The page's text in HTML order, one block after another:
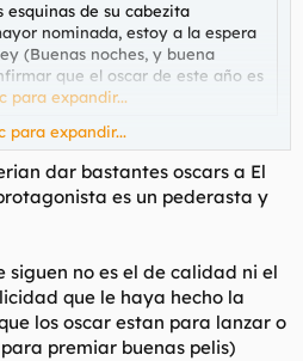
esquinas de su cabezita
nominada, estoy a la espera
(Buenas noches, y buena
que el oscar de este año es
para expandir...
que sigue creyendo que los
criterio objetivo de calidad?
desde luego que no porque
para expandir...
dar bastantes oscars a El
es un pederasta y
siguen no es el de calidad ni el
que le haya hecho la
los oscar estan para lanzar o
premiar buenas pelis)